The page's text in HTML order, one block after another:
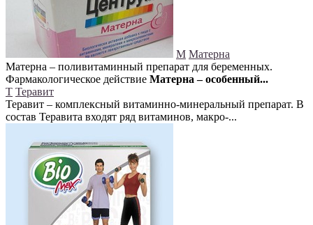
М Матерна
Матерна – поливитаминный препарат для беременных.
Фармакологическое действие Матерна – особенный...
Т Теравит
Теравит – комплексный витаминно-минеральный препарат. В
состав Теравита входят ряд витаминов, макро-...